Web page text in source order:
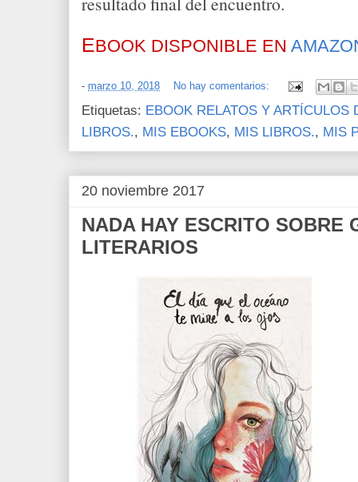
EBOOK DISPONIBLE EN
- marzo 10, 2018 No hay comentarios:
Etiquetas: EBOOK RELATOS Y ARTÍCULOS
LIBROS., MIS EBOOKS, MIS LIBROS., MIS
20 noviembre 2017
NADA HAY ESCRITO SOBRE
LITERARIOS